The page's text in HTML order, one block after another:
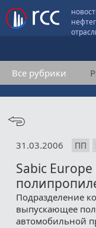
Все рубрики
31.03.2006 ПП
Sabic
Подразделение
выпускающее
автомобильной